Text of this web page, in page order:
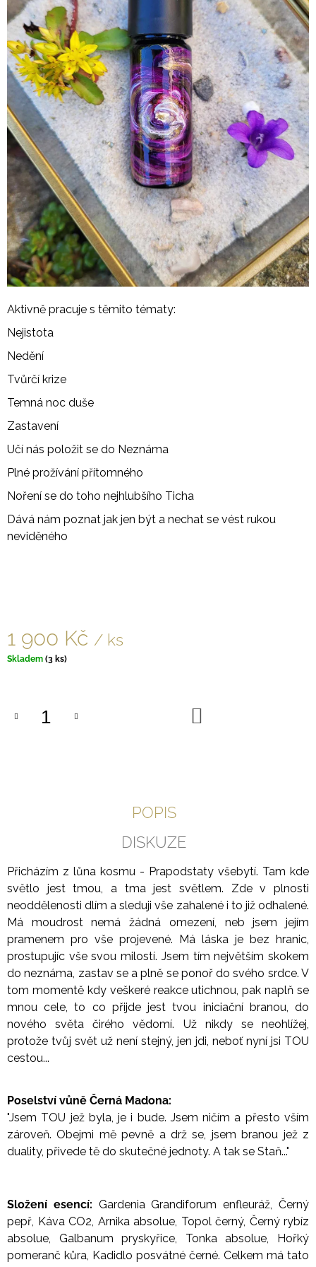
Aktivně pracuje s těmito tématy:
Nejistota
Nedění
Tvůrčí krize
Temná noc duše
Zastavení
Učí nás položit se do Neznáma
Plné prožívání přítomného
Noření se do toho nejhlubšího Ticha
Dává nám poznat jak jen být a nechat se vést rukou
neviděného
1 900 Kč / ks
Měrná
Skladem (3 ks)
POPIS
DISKUZE
Přicházím z lůna kosmu - Prapodstaty všebytí. Tam kde
světlo jest tmou, a tma jest světlem. Zde v plnosti
neoddělenosti dlím a sleduji vše zahalené i to již odhalené.
Má moudrost nemá žádná omezení, neb jsem jejím
pramenem pro vše projevené. Má láska je bez hranic,
prostupujíc vše svou milostí. Jsem tím největším skokem
do neznáma, zastav se a plně se ponoř do svého srdce. V
tom momentě kdy veškeré reakce utichnou, pak naplň se
mnou cele, to co přijde jest tvou iniciační branou, do
nového světa čirého vědomí. Už nikdy se neohlížej,
protože tvůj svět už není stejný, jen jdi, neboť nyní jsi TOU
cestou...
Poselství vůně Černá Madona:
"Jsem TOU jež byla, je i bude. Jsem ničím a přesto vším
zároveň. Obejmi mě pevně a drž se, jsem branou jež z
duality, přivede tě do skutečné jednoty. A tak se Staň..."
Složení esencí: Gardenia Grandiforum enfleuráž, Černý
pepř, Káva CO2, Arnika absolue, Topol černý, Černý rybíz
absolue, Galbanum pryskyřice, Tonka absolue, Hořký
pomeranč kůra, Kadidlo posvátné černé. Celkem má tato
A
J
Í
T
?
HLEDAT
D
O
P
O
R
U
Č
U
J
E
M
SERAFÍN
1
100
Kč